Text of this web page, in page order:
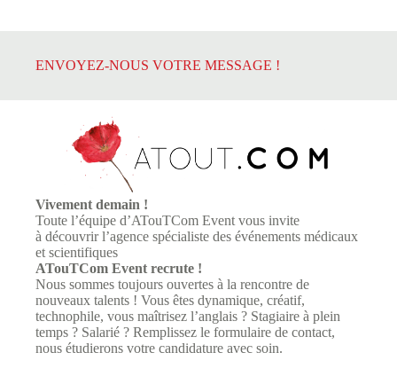
ENVOYEZ-NOUS VOTRE MESSAGE !
Vivement demain !
Toute l’équipe d’ATouTCom Event vous invite
à découvrir l’agence spécialiste des événements médicaux
et scientifiques
ATouTCom Event recrute !
Nous sommes toujours ouvertes à la rencontre de
nouveaux talents ! Vous êtes dynamique, créatif,
technophile, vous maîtrisez l’anglais ? Stagiaire à plein
temps ? Salarié ? Remplissez le formulaire de contact,
nous étudierons votre candidature avec soin.